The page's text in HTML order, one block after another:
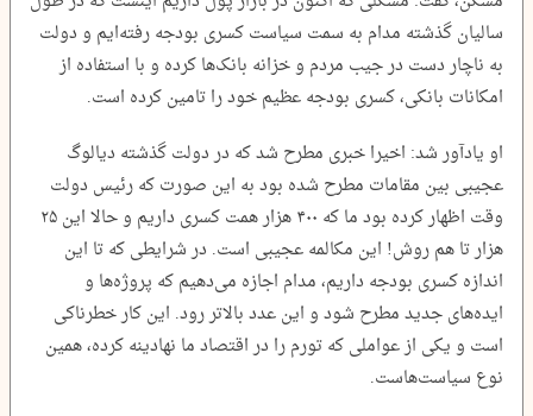
سالیان گذشته مدام به سمت سیاست کسری بودجه رفته‌ایم و دولت
به ناچار دست در جیب مردم و خزانه بانک‌ها کرده و با استفاده از
امکانات بانکی، کسری بودجه عظیم خود را تامین کرده است.
او یادآور شد: اخیرا خبری مطرح شد که در دولت گذشته دیالوگ
عجیبی بین مقامات مطرح شده بود به این صورت که رئیس دولت
وقت اظهار کرده بود ما که ۴۰۰ هزار همت کسری داریم و حالا این ۲۵
هزار تا هم روش! این مکالمه عجیبی است. در شرایطی که تا این
اندازه کسری بودجه داریم، مدام اجازه می‌دهیم که پروژه‌ها و
ایده‌های جدید مطرح شود و این عدد بالاتر رود. این کار خطرناکی
است و یکی از عواملی که تورم را در اقتصاد ما نهادینه کرده، همین
نوع سیاست‌هاست‌.